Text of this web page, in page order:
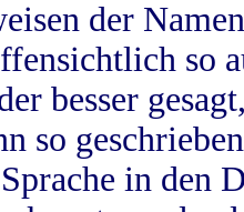
der
so
besser
so
in